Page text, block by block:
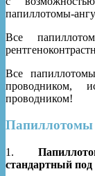
папиллотомы-
Все
Все
проводником,
проводником!
Папиллотомы
1.
стандартный